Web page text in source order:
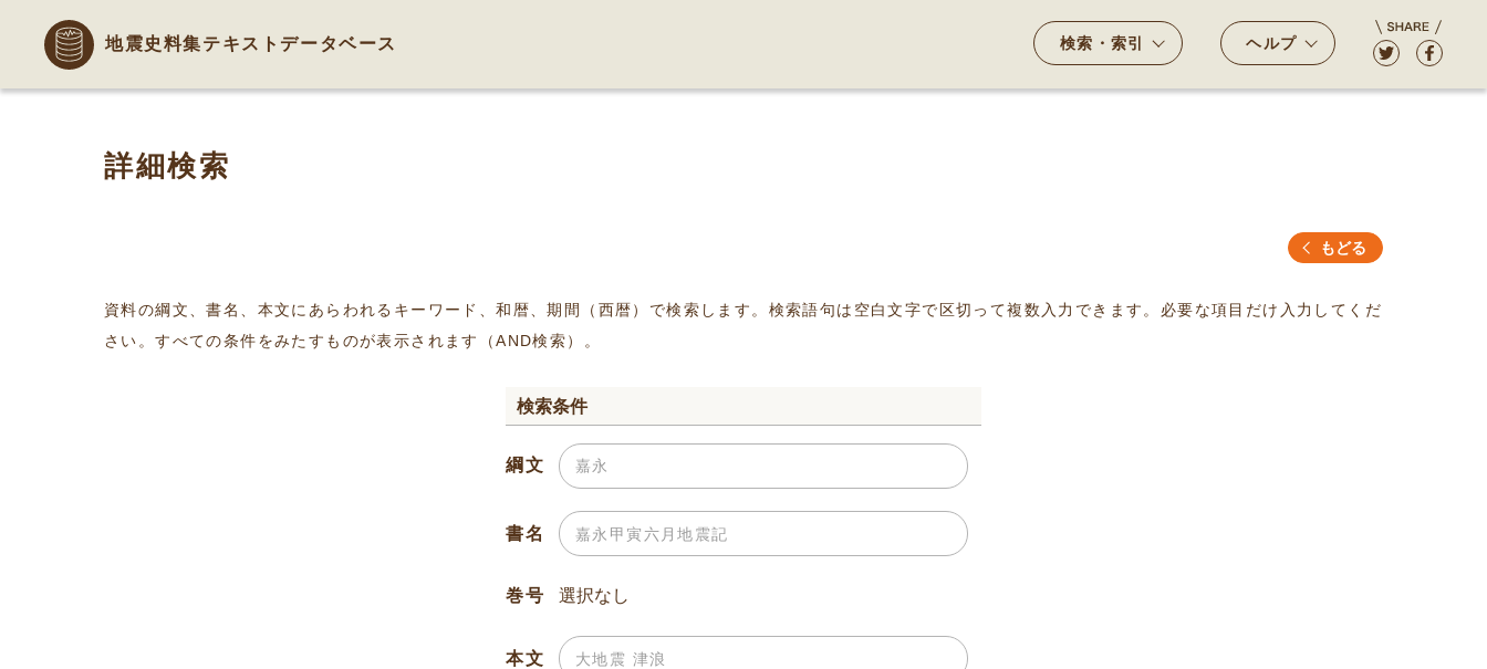
地震史料集テキストデータベース 検索・索引 ヘルプ
詳細検索
もどる
資料の綱文、書名、本文にあらわれるキーワード、和暦、期間（西暦）で検索します。検索語句は空白文字で区切って複数入力できます。必要な項目だけ入力してくだ
さい。すべての条件をみたすものが表示されます（AND検索）。
検索条件
綱文
書名
巻号
本文